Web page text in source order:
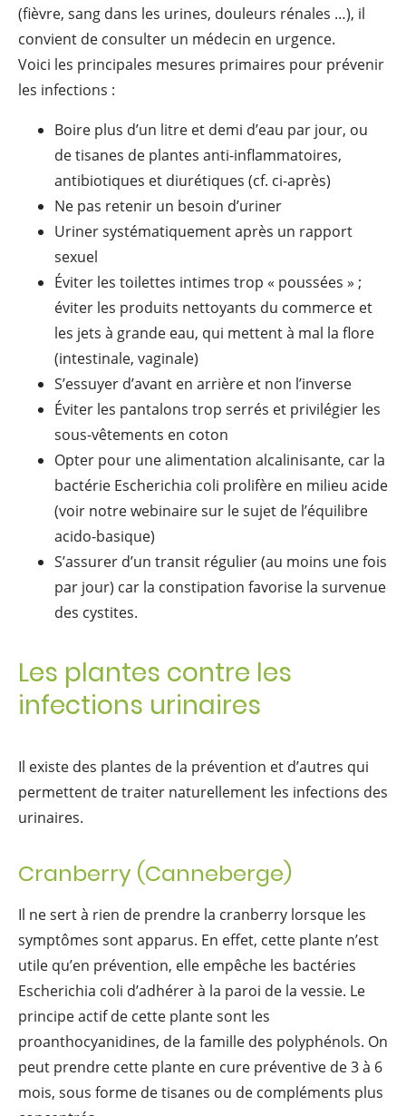
(fièvre, sang dans les urines, douleurs rénales …), il
convient de consulter un médecin en urgence.
Voici les principales mesures primaires pour prévenir
les infections :
Boire plus d’un litre et demi d’eau par jour, ou
de tisanes de plantes anti-inflammatoires,
antibiotiques et diurétiques (cf. ci-après)
Ne pas retenir un besoin d’uriner
Uriner systématiquement après un rapport
sexuel
Éviter les toilettes intimes trop « poussées » ;
éviter les produits nettoyants du commerce et
les jets à grande eau, qui mettent à mal la flore
(intestinale, vaginale)
S’essuyer d’avant en arrière et non l’inverse
Éviter les pantalons trop serrés et privilégier les
sous-vêtements en coton
Opter pour une alimentation alcalinisante, car la
bactérie Escherichia coli prolifère en milieu acide
(voir notre webinaire sur le sujet de l’équilibre
acido-basique)
S’assurer d’un transit régulier (au moins une fois
par jour) car la constipation favorise la survenue
des cystites.
Les plantes contre les
infections urinaires
Il existe des plantes de la prévention et d’autres qui
permettent de traiter naturellement les infections des
urinaires.
Cranberry (Canneberge)
Il ne sert à rien de prendre la cranberry lorsque les
symptômes sont apparus. En effet, cette plante n’est
utile qu’en prévention, elle empêche les bactéries
Escherichia coli d’adhérer à la paroi de la vessie. Le
principe actif de cette plante sont les
proanthocyanidines, de la famille des polyphénols. On
peut prendre cette plante en cure préventive de 3 à 6
mois, sous forme de tisanes ou de compléments plus